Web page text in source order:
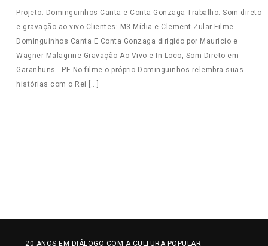
Projeto: Dominguinhos Canta e Conta Gonzaga Trabalho: Som direto
e gravação ao vivo Clientes: M3 Mídia e Clement Zular Filme -
Dominguinhos Canta E Conta Gonzaga dirigido por Mauricio e
Wagner Malagrine Gravação Ao Vivo e In Loco, Som Direto em
Garanhuns - PE No filme o próprio Dominguinhos relembra suas
histórias com o Rei [...]
20 ANOS EM DIÁLOGO COM A CULTURA POPULAR